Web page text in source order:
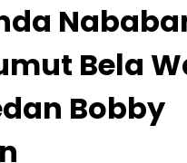
Bela
Bobby